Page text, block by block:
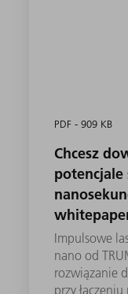
PDF - 909 KB
Chcesz
potencjale
Impulsowe
nano od
rozwiązanie
przy